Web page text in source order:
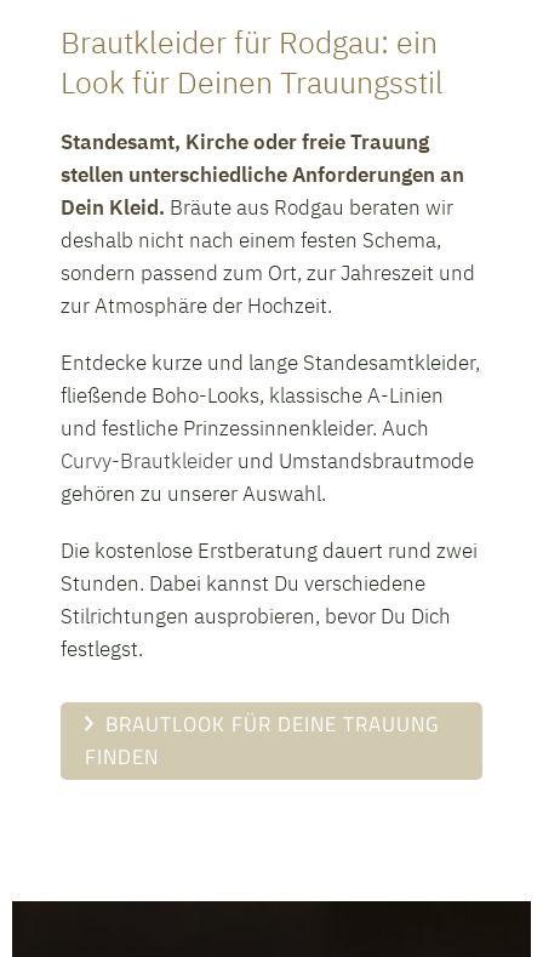
Brautkleider von
Heaven
Brautstudio - für
die Hochzeit in
Brautkleider für Rodgau: ein
Look für Deinen Trauungsstil
Standesamt, Kirche oder freie Trauung
stellen unterschiedliche Anforderungen an
Dein Kleid. Bräute aus Rodgau beraten wir
deshalb nicht nach einem festen Schema,
sondern passend zum Ort, zur Jahreszeit und
zur Atmosphäre der Hochzeit.
Entdecke kurze und lange Standesamtkleider,
fließende Boho-Looks, klassische A-Linien
und festliche Prinzessinnenkleider. Auch
Curvy-Brautkleider und Umstandsbrautmode
gehören zu unserer Auswahl.
Die kostenlose Erstberatung dauert rund zwei
Stunden. Dabei kannst Du verschiedene
Stilrichtungen ausprobieren, bevor Du Dich
festlegst.
BRAUTLOOK FÜR DEINE TRAUUNG
FINDEN